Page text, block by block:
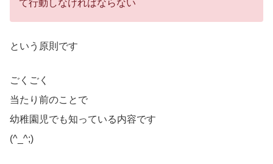
て行動しなければならない
という原則です
ごくごく
当たり前のことで
幼稚園児でも知っている内容です
(^_^;)